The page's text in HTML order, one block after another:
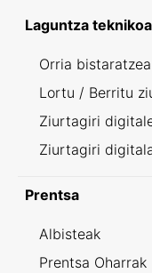
Laguntza teknikoa
Orria bistaratzea
Lortu / Berritu
Ziurtagiri
Ziurtagiri
Prentsa
Albisteak
Prentsa Oharrak